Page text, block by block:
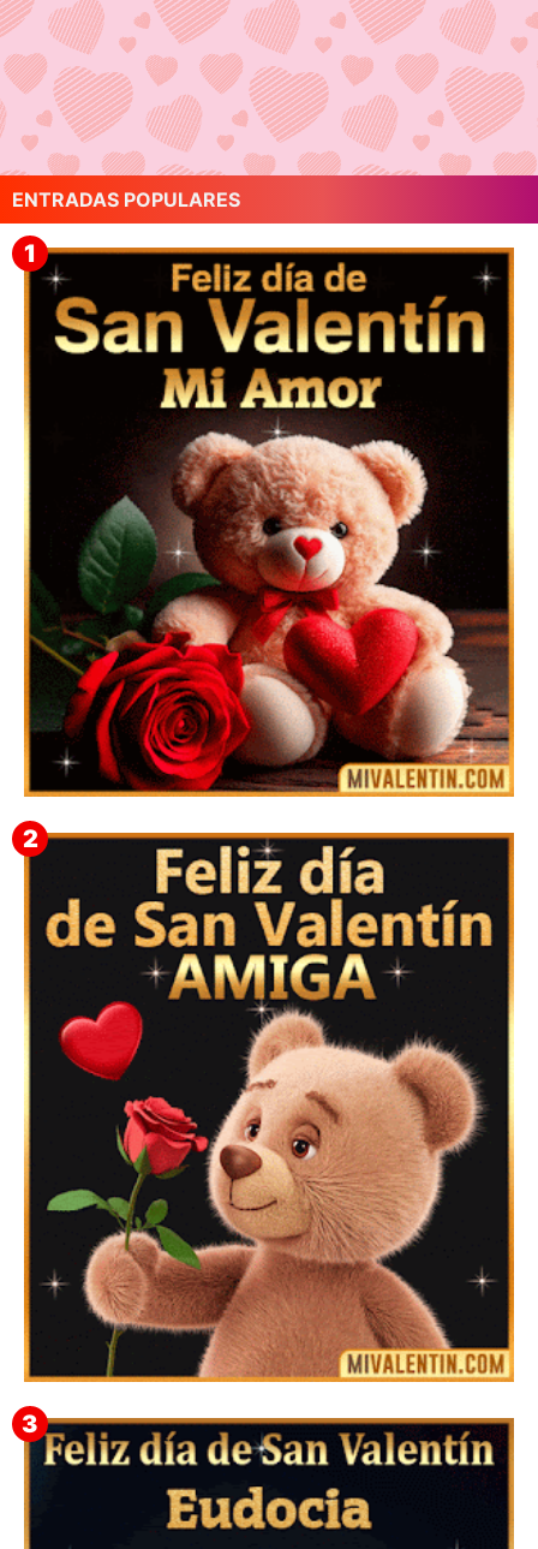
ENTRADAS POPULARES
🎁 Imágenes Gif Personalizadas con Nombres para
San Valentín 2026 💘